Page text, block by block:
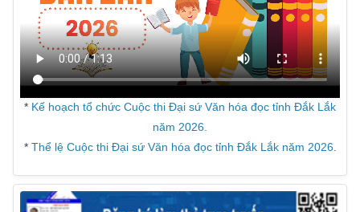
* Kế hoạch tổ chức Cuộc thi Đại sứ Văn hóa đọc tỉnh Đắk Lắk
năm 2026.
* Thể lệ Cuộc thi Đại sứ Văn hóa đọc tỉnh Đắk Lắk năm 2026.